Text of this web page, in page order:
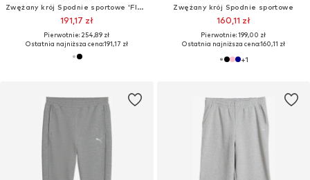
Zwężany krój Spodnie sportowe 'Flow'
191,17 zł
Pierwotnie: 254,89 zł
Ostatnia najniższa cena:191,17 zł
Zwężany krój Spodnie sportowe
160,11 zł
Pierwotnie: 199,00 zł
Ostatnia najniższa cena:160,11 zł
+1